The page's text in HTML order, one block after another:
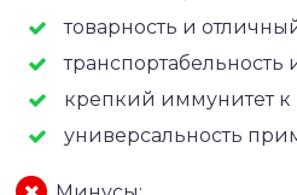
товарность и
транспортабельность
крепкий иммунитет
универсальность